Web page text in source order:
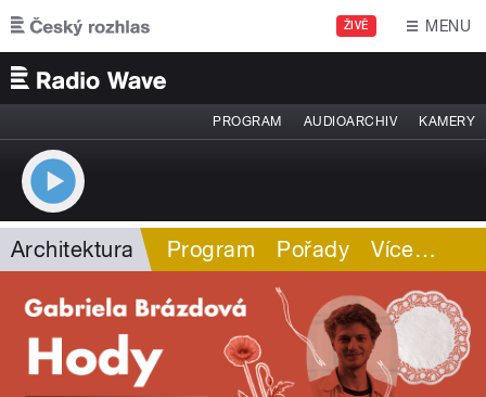
Přejít k hlavnímu obsahu
ŽIVĚ MENU
PROGRAM AUDIOARCHIV KAMERY
Architektura Program Pořady Více…